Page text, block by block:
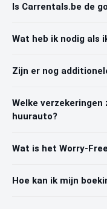
Is Carrentals.be de
Wat heb ik nodig als
Zijn er nog
Welke
huurauto?
Wat is het Worry-
Hoe kan ik mijn